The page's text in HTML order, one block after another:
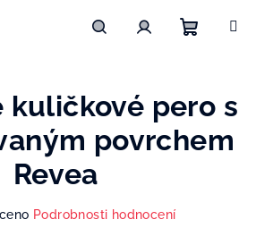
košík
kuličkové pero s
povrchem
Revea
Podrobnosti hodnocení